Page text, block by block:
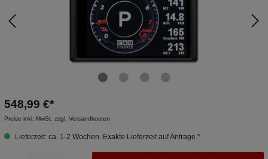
548,99 €*
Preise inkl. MwSt. zzgl. Versandkosten
Lieferzeit: ca. 1-2 Wochen. Exakte Lieferzeit auf Anfrage.*